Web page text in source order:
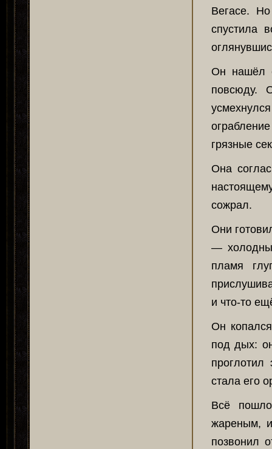
Вегасе.
спустила
Он нашёл
повсюду.
грязные
Она
сожрал.
Они
—
пламя
и что-то
Он
под дых:
стала его
Всё
жареным, и
позвонил